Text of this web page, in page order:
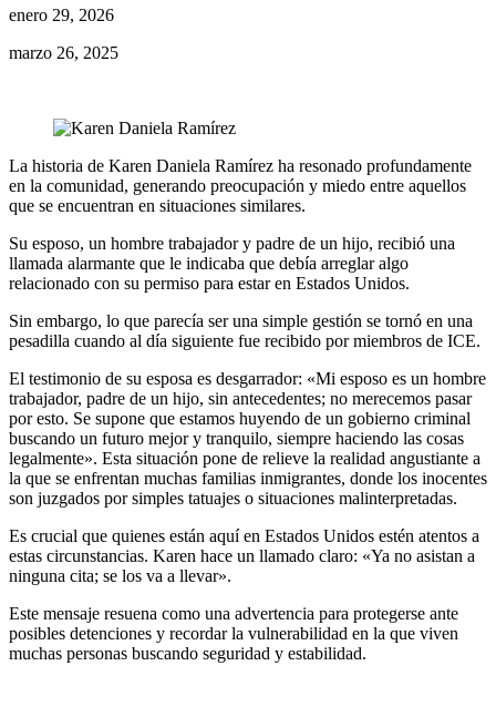
enero 29, 2026
marzo 26, 2025
La historia de Karen Daniela Ramírez ha resonado profundamente
en la comunidad, generando preocupación y miedo entre aquellos
que se encuentran en situaciones similares.
Su esposo, un hombre trabajador y padre de un hijo, recibió una
llamada alarmante que le indicaba que debía arreglar algo
relacionado con su permiso para estar en Estados Unidos.
Sin embargo, lo que parecía ser una simple gestión se tornó en una
pesadilla cuando al día siguiente fue recibido por miembros de ICE.
El testimonio de su esposa es desgarrador: «Mi esposo es un hombre
trabajador, padre de un hijo, sin antecedentes; no merecemos pasar
por esto. Se supone que estamos huyendo de un gobierno criminal
buscando un futuro mejor y tranquilo, siempre haciendo las cosas
legalmente». Esta situación pone de relieve la realidad angustiante a
la que se enfrentan muchas familias inmigrantes, donde los inocentes
son juzgados por simples tatuajes o situaciones malinterpretadas.
Es crucial que quienes están aquí en Estados Unidos estén atentos a
estas circunstancias. Karen hace un llamado claro: «Ya no asistan a
ninguna cita; se los va a llevar».
Este mensaje resuena como una advertencia para protegerse ante
posibles detenciones y recordar la vulnerabilidad en la que viven
muchas personas buscando seguridad y estabilidad.